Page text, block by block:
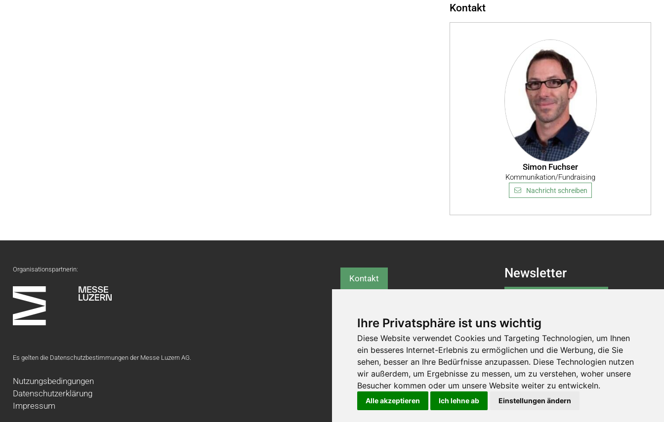
Ihre Privatsphäre ist uns wichtig
Diese Website verwendet Cookies und Targeting Technologien, um Ihnen
ein besseres Internet-Erlebnis zu ermöglichen und die Werbung, die Sie
sehen, besser an Ihre Bedürfnisse anzupassen. Diese Technologien nutzen
wir außerdem, um Ergebnisse zu messen, um zu verstehen, woher unsere
Besucher kommen oder um unsere Website weiter zu entwickeln.
Alle akzeptieren Ich lehne ab Einstellungen ändern
Kontakt
Simon Fuchser
Kommunikation/Fundraising
Nachricht schreiben
Organisationspartnerin:
Es gelten die Datenschutzbestimmungen der Messe Luzern AG.
Nutzungsbedingungen
Datenschutzerklärung
Impressum
Kontakt Newsletter
Folgen Sie der Swiss
Abilities